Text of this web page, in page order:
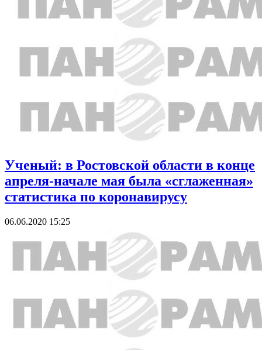
Ученый: в Ростовской области в конце
апреля-начале мая была «сглаженная»
статистика по коронавирусу
06.06.2020 15:25